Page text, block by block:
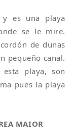
y es una playa
se le mire.
de dunas
pequeño canal.
playa, son
pues la playa
MAIOR